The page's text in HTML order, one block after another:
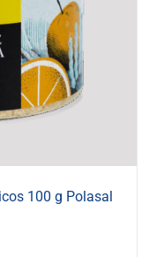
100 g Polasal